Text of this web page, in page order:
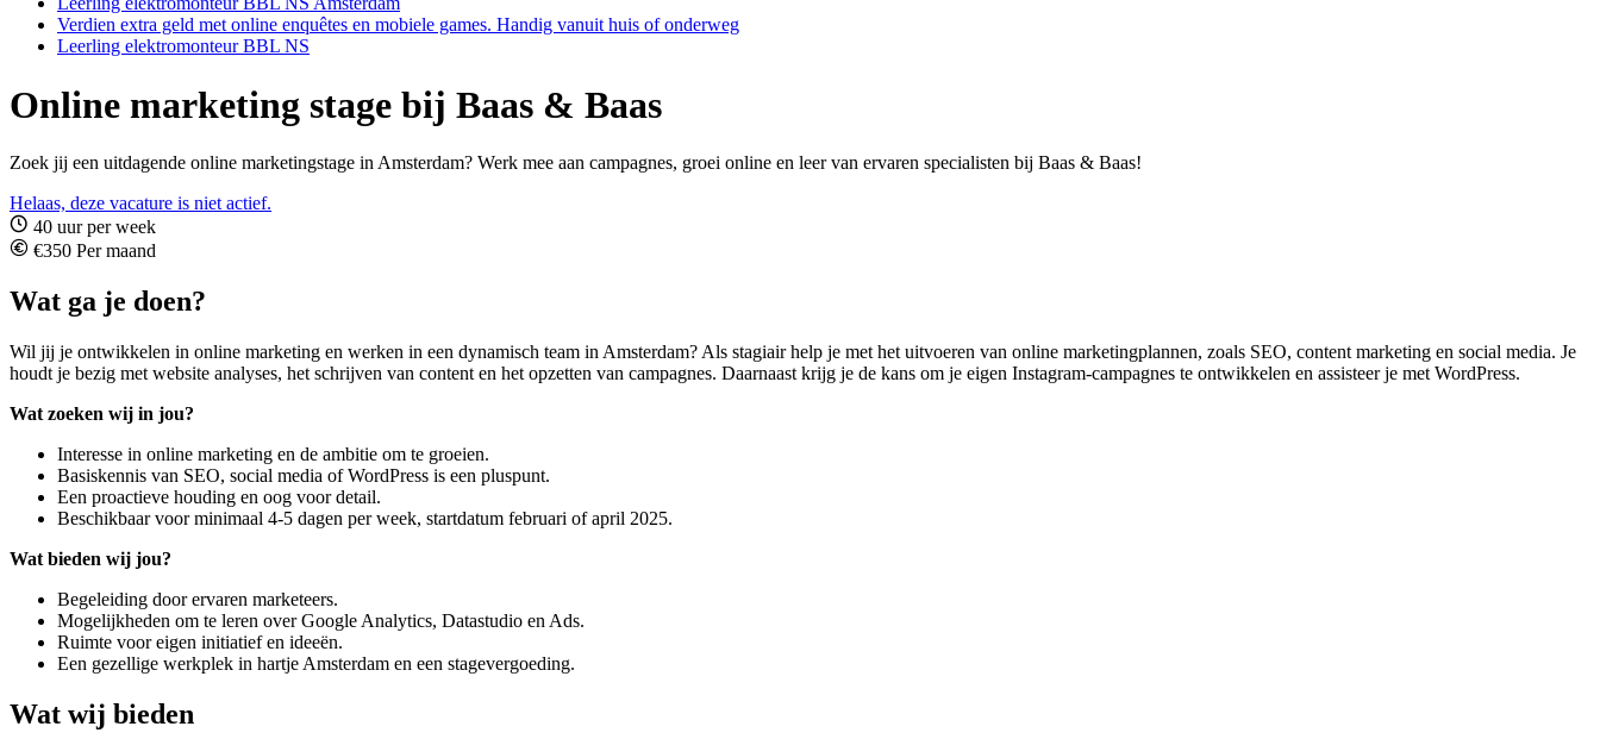
Verdien extra geld met online enquêtes en mobiele games. Handig vanuit huis of onderweg
Leerling elektromonteur BBL NS
Online marketing stage bij Baas & Baas
Zoek jij een uitdagende online marketingstage in Amsterdam? Werk mee aan campagnes, groei online en leer van ervaren specialisten bij Baas & Baas!
Helaas, deze vacature is niet actief.
40 uur per week
€350 Per maand
Wat ga je doen?
Wil jij je ontwikkelen in online marketing en werken in een dynamisch team in Amsterdam? Als stagiair help je met het uitvoeren van online marketingplannen, zoals SEO, content marketing en social media. Je
houdt je bezig met website analyses, het schrijven van content en het opzetten van campagnes. Daarnaast krijg je de kans om je eigen Instagram-campagnes te ontwikkelen en assisteer je met WordPress.
Wat zoeken wij in jou?
Interesse in online marketing en de ambitie om te groeien.
Basiskennis van SEO, social media of WordPress is een pluspunt.
Een proactieve houding en oog voor detail.
Beschikbaar voor minimaal 4-5 dagen per week, startdatum februari of april 2025.
Wat bieden wij jou?
Begeleiding door ervaren marketeers.
Mogelijkheden om te leren over Google Analytics, Datastudio en Ads.
Ruimte voor eigen initiatief en ideeën.
Een gezellige werkplek in hartje Amsterdam en een stagevergoeding.
Wat wij bieden